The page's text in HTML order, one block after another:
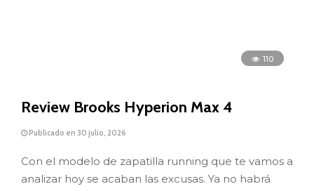
110
Review Brooks Hyperion Max 4
Publicado en 30 julio, 2026
Con el modelo de zapatilla running que te vamos a
analizar hoy se acaban las excusas. Ya no habrá